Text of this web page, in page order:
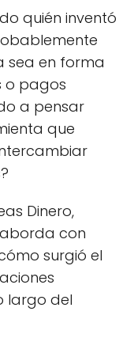
quién inventó
sea en forma
o pagos
a pensar
que
Dinero,
con
surgió el
largo del